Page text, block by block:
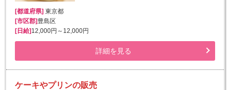
[都道府県]東京都
[市区郡]豊島区
[日給]12,000円～12,000円
詳細を見る
ケーキやプリンの販売